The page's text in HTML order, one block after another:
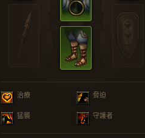
治療 脅迫
猛襲 守護者